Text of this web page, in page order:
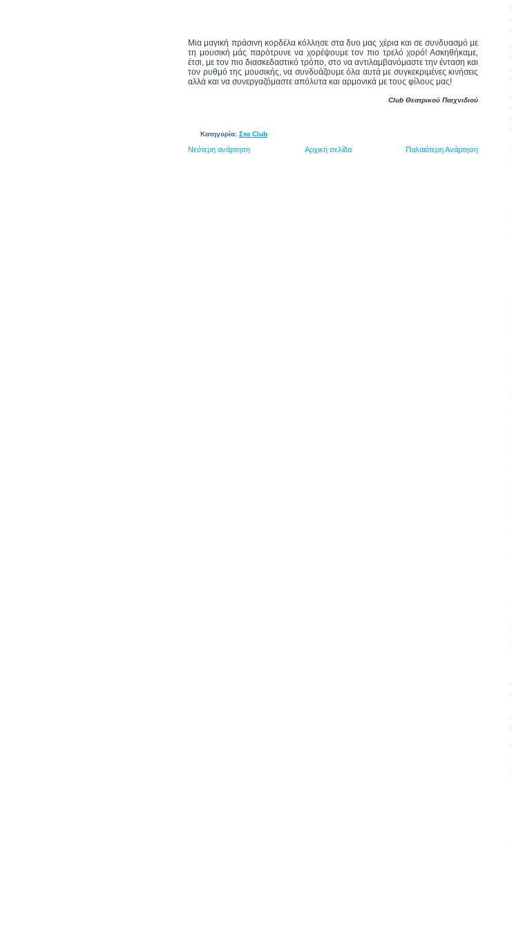
Μια μαγική πράσινη κορδέλα κόλλησε στα δυο μας χέρια και σε συνδυασμό με
τη μουσική μάς παρότρυνε να χορέψουμε τον πιο τρελό χορό! Ασκηθήκαμε,
έτσι, με τον πιο διασκεδαστικό τρόπο, στο να αντιλαμβανόμαστε την ένταση και
τον ρυθμό της μουσικής, να συνδυάζουμε όλα αυτά με συγκεκριμένες κινήσεις
αλλά και να συνεργαζόμαστε απόλυτα και αρμονικά με τους φίλους μας!
Club Θεατρικού Παιχνιδιού
Κατηγορία: Στο Club
Νεότερη ανάρτηση Παλαιότερη Ανάρτηση
Αρχική σελίδα